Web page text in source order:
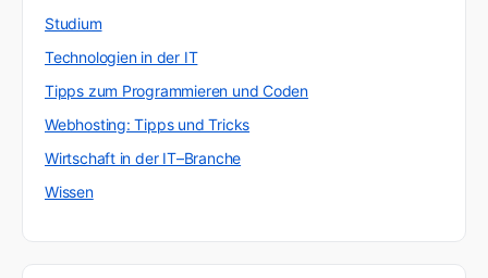
Studium
Technologien in der IT
Tipps zum Programmieren und Coden
Webhosting: Tipps und Tricks
Wirtschaft in der IT–Branche
Wissen